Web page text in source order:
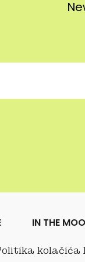
IN THE
kolačića